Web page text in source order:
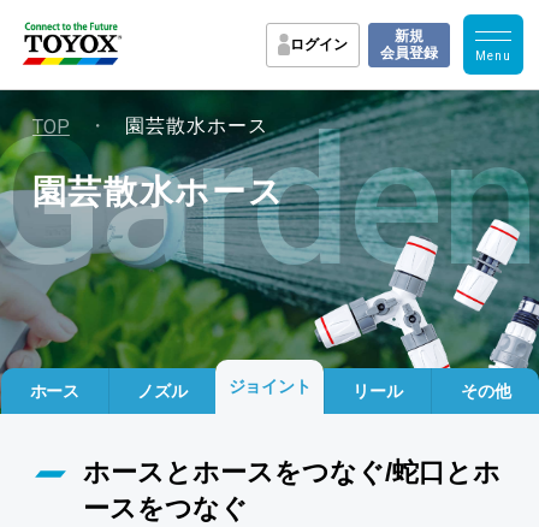
ログイン
新規
会員登録
TOP ・ 園芸散水ホース
園芸散水ホース
ホース ノズル ジョイント リール その他
ホースとホースをつなぐ/蛇口とホ
ースをつなぐ